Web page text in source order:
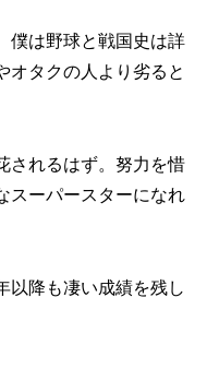
僕は野球と戦国史は詳
タクの人より劣ると
されるはず。努力を惜
スーパースターになれ
降も凄い成績を残し